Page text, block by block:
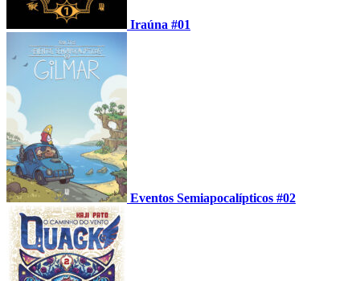
Iraúna #01
Eventos Semiapocalípticos #02